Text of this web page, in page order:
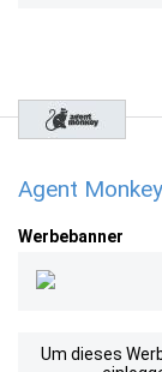
Agent
Werbebanner
Um dieses